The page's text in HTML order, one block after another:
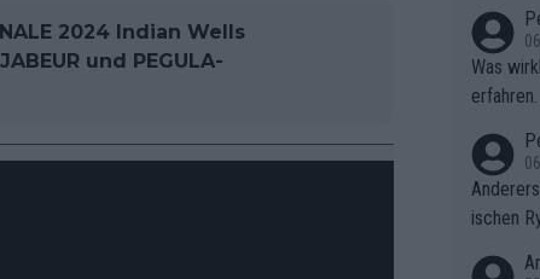
2024 Indian Wells
und PEGULA-
Was
ischen